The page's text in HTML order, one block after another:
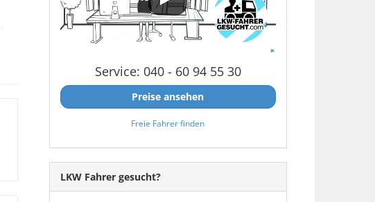
Service: 040 - 60 94 55 30
Preise ansehen
Freie Fahrer finden
LKW Fahrer gesucht?